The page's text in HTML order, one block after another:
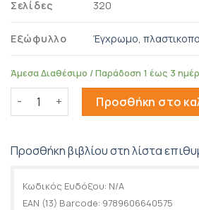
Σελίδες 320
Εξώφυλλο Έγχρωμο,
Άμεσα Διαθέσιμο / Παράδοση 1 έως 3
Πλανήτες ποσότηταΠροσθήκη στο
Προσθήκη βιβλίου στη λίστα
Κωδικός Ευδόξου: N/A
EAN (13) Barcode: 9789606640575